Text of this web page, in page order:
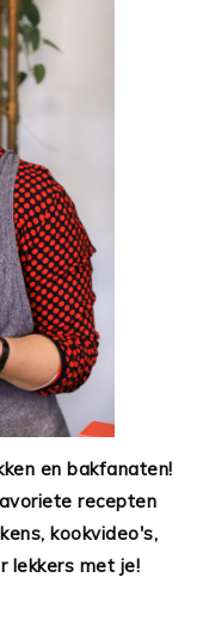
en bakfanaten!
recepten
kookvideo's,
lekkers met je!